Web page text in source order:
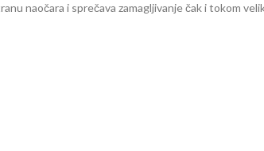
naočara i sprečava zamagljivanje čak i tokom